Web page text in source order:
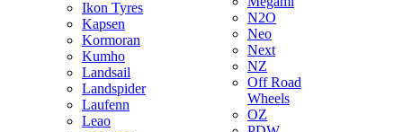
Ikon Tyres
Kapsen
Kormoran
Kumho
Landsail
Landspider
Laufenn
Leao
N2O
Neo
Next
NZ
Off Road
Wheels
OZ